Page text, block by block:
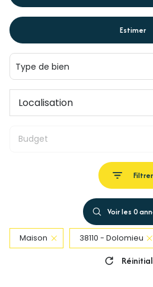
Du neuf
De l'immo pro
De l'immo pro
Estimer
Type de bien
Localisation
Budget
Filtrer
Voir les 0
Maison 38110 - Dolomieu